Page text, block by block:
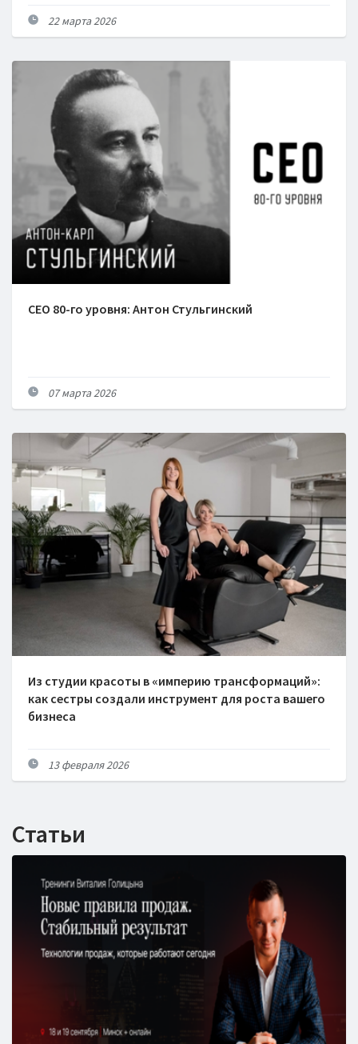
22 марта 2026
СЕО 80-го уровня: Антон Стульгинский
07 марта 2026
Из студии красоты в «империю трансформаций»:
как сестры создали инструмент для роста вашего
бизнеса
13 февраля 2026
Статьи